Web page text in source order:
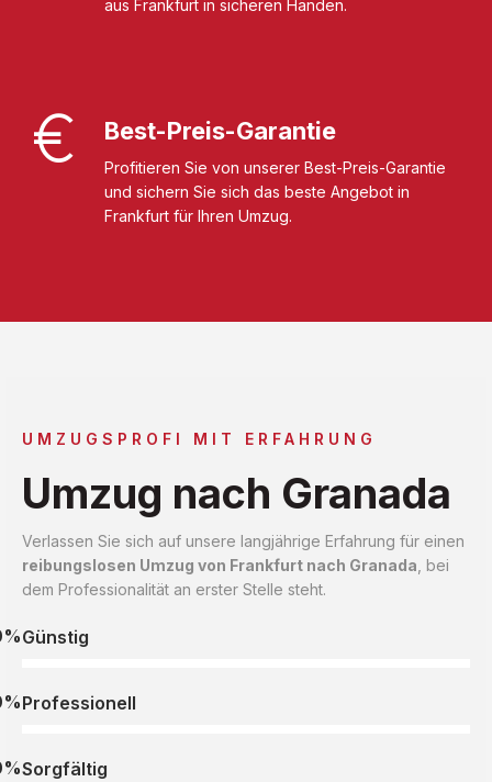
aus Frankfurt in sicheren Händen.
Best-Preis-Garantie
Profitieren Sie von unserer Best-Preis-Garantie
und sichern Sie sich das beste Angebot in
Frankfurt für Ihren Umzug.
UMZUGSPROFI MIT ERFAHRUNG
Umzug nach Granada
Verlassen Sie sich auf unsere langjährige Erfahrung für einen
reibungslosen Umzug von Frankfurt nach Granada , bei
dem Professionalität an erster Stelle steht.
Günstig
Professionell
Sorgfältig